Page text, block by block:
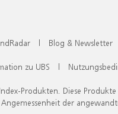
| Blog & Newsletter
zu UBS |
Produkten. Diese
der